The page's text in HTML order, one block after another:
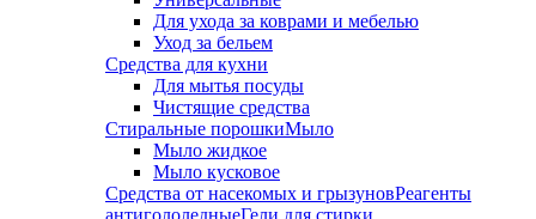
Для ухода за коврами и мебелью
Уход за бельем
Средства для кухни
Для мытья посуды
Чистящие средства
Стиральные порошкиМыло
Мыло жидкое
Мыло кусковое
Средства от насекомых и грызуновРеагенты
антигололедныеГели для стирки